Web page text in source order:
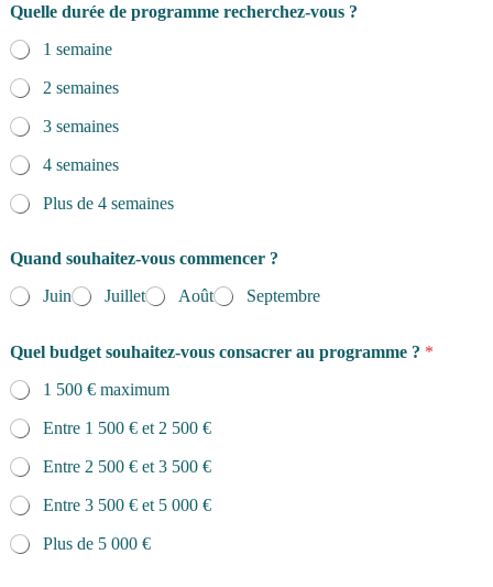
Quelle durée de programme recherchez-vous ?
1 semaine
2 semaines
3 semaines
4 semaines
Plus de 4 semaines
Quand souhaitez-vous commencer ?
Juin
Juillet Août Septembre
Quel budget souhaitez-vous consacrer au programme ? *
1 500 € maximum
Entre 1 500 € et 2 500 €
Entre 2 500 € et 3 500 €
Entre 3 500 € et 5 000 €
Plus de 5 000 €